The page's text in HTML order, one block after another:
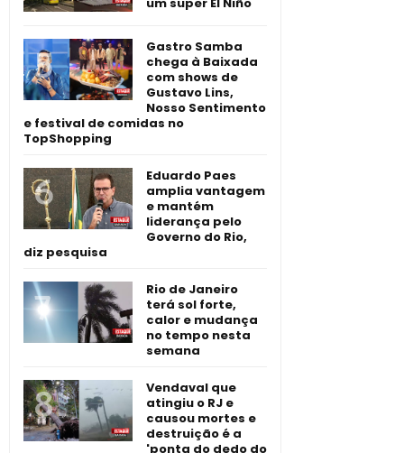
um super El Niño
Gastro Samba
chega à Baixada
com shows de
Gustavo Lins,
Nosso Sentimento
e festival de comidas no
TopShopping
Eduardo Paes
amplia vantagem
e mantém
liderança pelo
Governo do Rio,
diz pesquisa
Rio de Janeiro
terá sol forte,
calor e mudança
no tempo nesta
semana
Vendaval que
atingiu o RJ e
causou mortes e
destruição é a
'ponta do dedo do